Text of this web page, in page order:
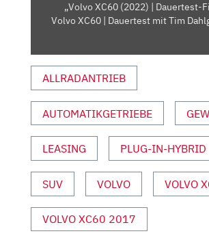
XC60
MIT
TIM
DAHLGAARD“
VON
ANZEIGEN
„Volvo XC60 (2022) | Dauertest-
Volvo XC60 | Dauertest mit Tim
ALLRADANTRIEB
AUTOMATIKGETRIEBE
LEASING PLUG-IN-HYBRID
SUV VOLVO VOLVO
VOLVO XC60 2017